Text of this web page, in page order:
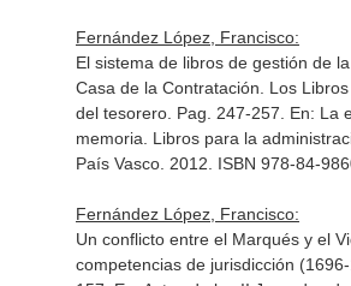
Fernández López, Francisco:
El sistema de libros de gestión de
Casa de la Contratación. Los
del tesorero. Pag. 247-257. En: La
memoria. Libros para la
País Vasco. 2012. ISBN 978-84-
Fernández López, Francisco:
Un conflicto entre el Marqués y el
competencias de jurisdicción